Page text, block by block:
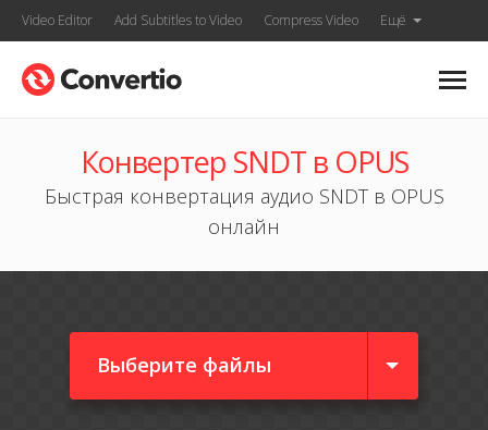
Video Editor Add Subtitles to Video Compress Video Ещё
Конвертер SNDT в OPUS
Быстрая конвертация аудио SNDT в OPUS
онлайн
Выберите файлы